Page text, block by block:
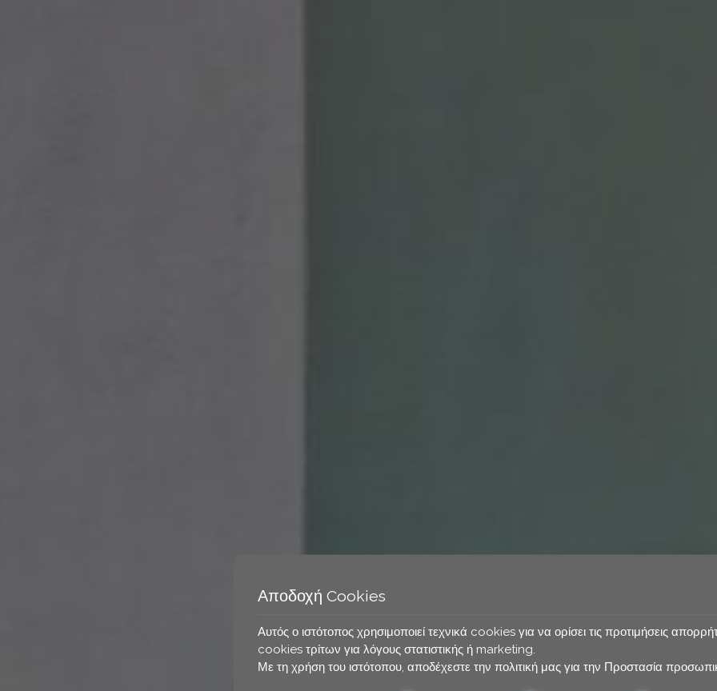
Αποδοχή Cookies
Αυτός ο ιστότοπος χρησιμοποιεί τεχνικά cookies για να ορίσει τις προτιμήσεις
cookies τρίτων για λόγους στατιστικής ή marketing.
Με τη χρήση του ιστότοπου, αποδέχεστε την πολιτική μας για την Προστασία